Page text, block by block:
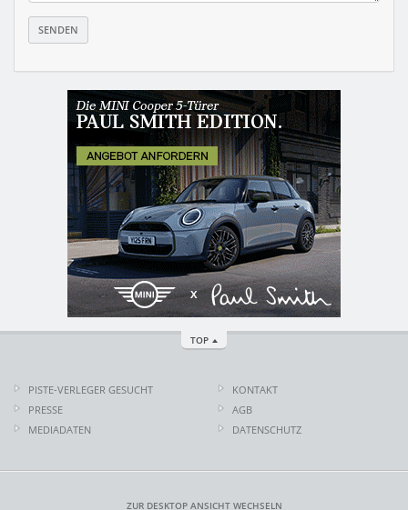
TOP
PISTE-VERLEGER GESUCHT
PRESSE
MEDIADATEN
KONTAKT
AGB
DATENSCHUTZ
ZUR DESKTOP ANSICHT WECHSELN